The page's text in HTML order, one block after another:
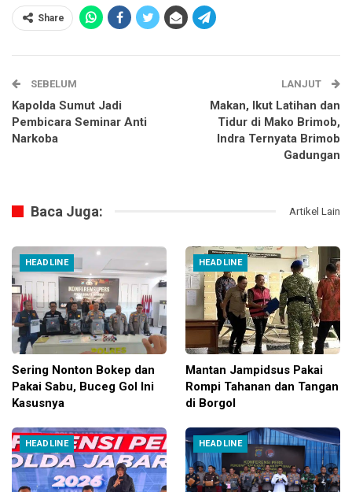
Share
SEBELUM
Kapolda Sumut Jadi
Pembicara Seminar Anti
Narkoba
LANJUT
Makan, Ikut Latihan dan
Tidur di Mako Brimob,
Indra Ternyata Brimob
Gadungan
Baca Juga: Artikel Lain
HEADLINE
Sering Nonton Bokep dan
Pakai Sabu, Buceg Gol Ini
Kasusnya
HEADLINE
Mantan Jampidsus Pakai
Rompi Tahanan dan Tangan
di Borgol
HEADLINE HEADLINE